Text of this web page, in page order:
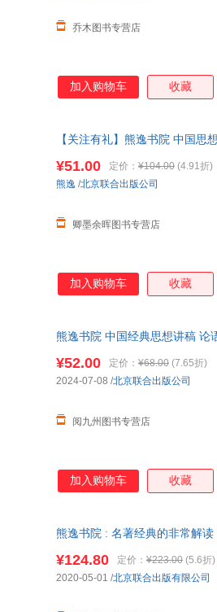
乔木图书专营店
加入购物车 收藏
【关注有礼】熊逸书院 中国思
¥51.00 定价： ¥104.00 (4.91折)
卿墨余晖图书专营店
熊逸 /北京联合出版公司
加入购物车 收藏
熊逸书院 中国经典思想讲稿 论
¥52.00 定价： ¥68.00 (7.65折)
阅九州图书专营店
2024-07-08 /北京联合出版公司
加入购物车 收藏
熊逸书院 : 名著经典的非常解
¥124.80 定价： ¥223.00 (5.6折)
2020-05-01 /北京联合出版有限公司